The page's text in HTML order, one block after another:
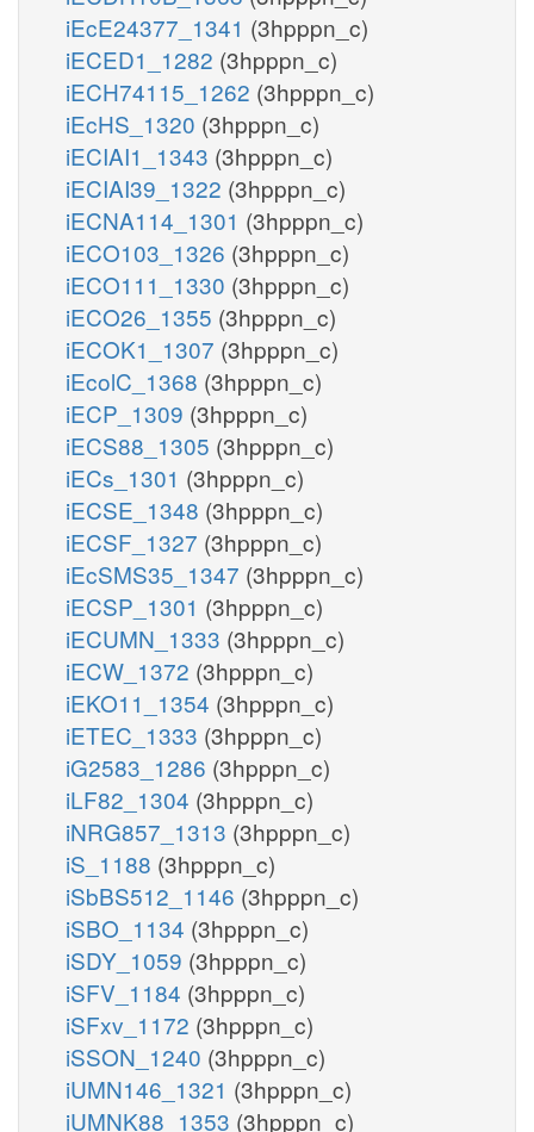
iEcE24377_1341 (3hpppn_c)
iECED1_1282 (3hpppn_c)
iECH74115_1262 (3hpppn_c)
iEcHS_1320 (3hpppn_c)
iECIAI1_1343 (3hpppn_c)
iECIAI39_1322 (3hpppn_c)
iECNA114_1301 (3hpppn_c)
iECO103_1326 (3hpppn_c)
iECO111_1330 (3hpppn_c)
iECO26_1355 (3hpppn_c)
iECOK1_1307 (3hpppn_c)
iEcolC_1368 (3hpppn_c)
iECP_1309 (3hpppn_c)
iECS88_1305 (3hpppn_c)
iECs_1301 (3hpppn_c)
iECSE_1348 (3hpppn_c)
iECSF_1327 (3hpppn_c)
iEcSMS35_1347 (3hpppn_c)
iECSP_1301 (3hpppn_c)
iECUMN_1333 (3hpppn_c)
iECW_1372 (3hpppn_c)
iEKO11_1354 (3hpppn_c)
iETEC_1333 (3hpppn_c)
iG2583_1286 (3hpppn_c)
iLF82_1304 (3hpppn_c)
iNRG857_1313 (3hpppn_c)
iS_1188 (3hpppn_c)
iSbBS512_1146 (3hpppn_c)
iSBO_1134 (3hpppn_c)
iSDY_1059 (3hpppn_c)
iSFV_1184 (3hpppn_c)
iSFxv_1172 (3hpppn_c)
iSSON_1240 (3hpppn_c)
iUMN146_1321 (3hpppn_c)
iUMNK88_1353 (3hpppn_c)